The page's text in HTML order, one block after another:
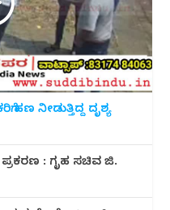
ಹಣ ನೀಡುತ್ತಿದ್ದ ದೃಶ್ಯ
: ಗೃಹ ಸಚಿವ ಜಿ.